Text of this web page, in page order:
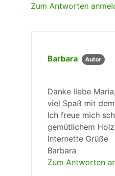
Zum Antworten
Barbara Autor
Danke liebe Maria,
viel Spaß mit
Ich freue mich
gemütlichem
Internette Grüße
Barbara
Zum Antworten